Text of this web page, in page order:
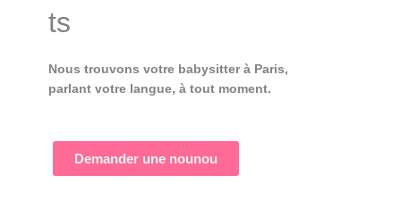
ts
Nous trouvons votre babysitter à Paris,
parlant votre langue, à tout moment.
Demander une nounou